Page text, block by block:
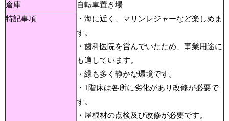
倉庫
自転車置き場
特記事項
・海に近く、マリンレジャーなど楽しめま
す。
・歯科医院を営んでいたため、事業用途に
も適しています。
・緑も多く静かな環境です。
・1階床は各所に劣化があり改修が必要で
す。
・屋根材の点検及び改修が必要です。